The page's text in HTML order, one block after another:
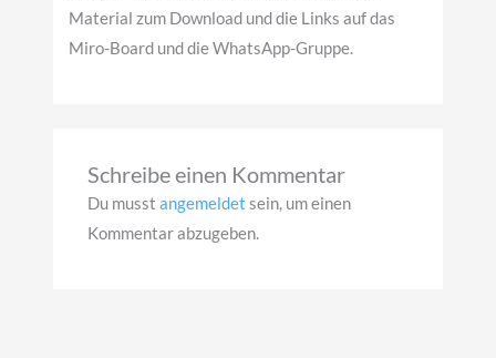
Material zum Download und die Links auf das
Miro-Board und die WhatsApp-Gruppe.
Schreibe einen Kommentar
Du musstangemeldet sein, um einen
Kommentar abzugeben.